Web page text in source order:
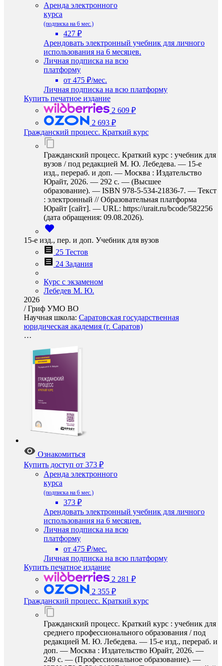
Аренда электронного
курса
(подписка на 6 мес.)
427 ₽
Арендовать электронный учебник для личного
использования на 6 месяцев.
Личная подписка на всю
платформу
от 475 ₽/мес.
Личная подписка на всю платформу
Купить печатное издание
2 609 ₽
2 693 ₽
Гражданский процесс. Краткий курс
Гражданский процесс. Краткий курс : учебник для
вузов / под редакцией М. Ю. Лебедева. — 15-е
изд., перераб. и доп. — Москва : Издательство
Юрайт, 2026. — 292 с. — (Высшее
образование). — ISBN 978-5-534-21836-7. — Текст
: электронный // Образовательная платформа
Юрайт [сайт]. — URL: https://urait.ru/bcode/582256
(дата обращения: 09.08.2026).
15-е изд., пер. и доп. Учебник для вузов
25 Тестов
24 Задания
Курс с экзаменом
Лебедев М. Ю.
2026
/Гриф УМО ВО
Научная школа: Саратовская государственная
юридическая академия (г. Саратов)
…
Ознакомиться
Купить доступ от 373 ₽
Аренда электронного
курса
(подписка на 6 мес.)
373 ₽
Арендовать электронный учебник для личного
использования на 6 месяцев.
Личная подписка на всю
платформу
от 475 ₽/мес.
Личная подписка на всю платформу
Купить печатное издание
2 281 ₽
2 355 ₽
Гражданский процесс. Краткий курс
Гражданский процесс. Краткий курс : учебник для
среднего профессионального образования / под
редакцией М. Ю. Лебедева. — 15-е изд., перераб. и
доп. — Москва : Издательство Юрайт, 2026. —
249 с. — (Профессиональное образование). —